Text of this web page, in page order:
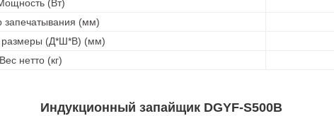
(Вт)
запечатывания (мм)
(Д*Ш*В) (мм)
Вес нетто (кг)
Индукционный запайщик DGYF-S500B